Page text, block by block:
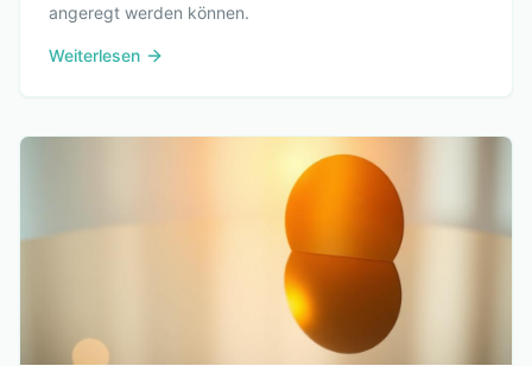
angeregt werden können.
Weiterlesen